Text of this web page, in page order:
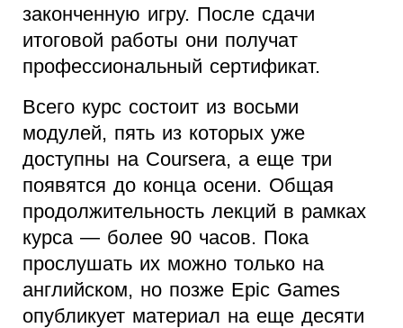
законченную игру. После сдачи
итоговой работы они получат
профессиональный сертификат.
Всего курс состоит из восьми
модулей, пять из которых уже
доступны на Coursera, а еще три
появятся до конца осени. Общая
продолжительность лекций в рамках
курса — более 90 часов. Пока
прослушать их можно только на
английском, но позже Epic Games
опубликует материал на еще десяти